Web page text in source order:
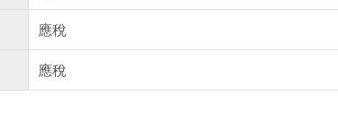
應稅
應稅